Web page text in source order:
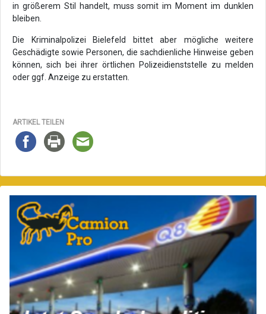
in größerem Stil handelt, muss somit im Moment im dunklen
bleiben.
Die Kriminalpolizei Bielefeld bittet aber mögliche weitere
Geschädigte sowie Personen, die sachdienliche Hinweise geben
können, sich bei ihrer örtlichen Polizeidienststelle zu melden
oder ggf. Anzeige zu erstatten.
ARTIKEL TEILEN